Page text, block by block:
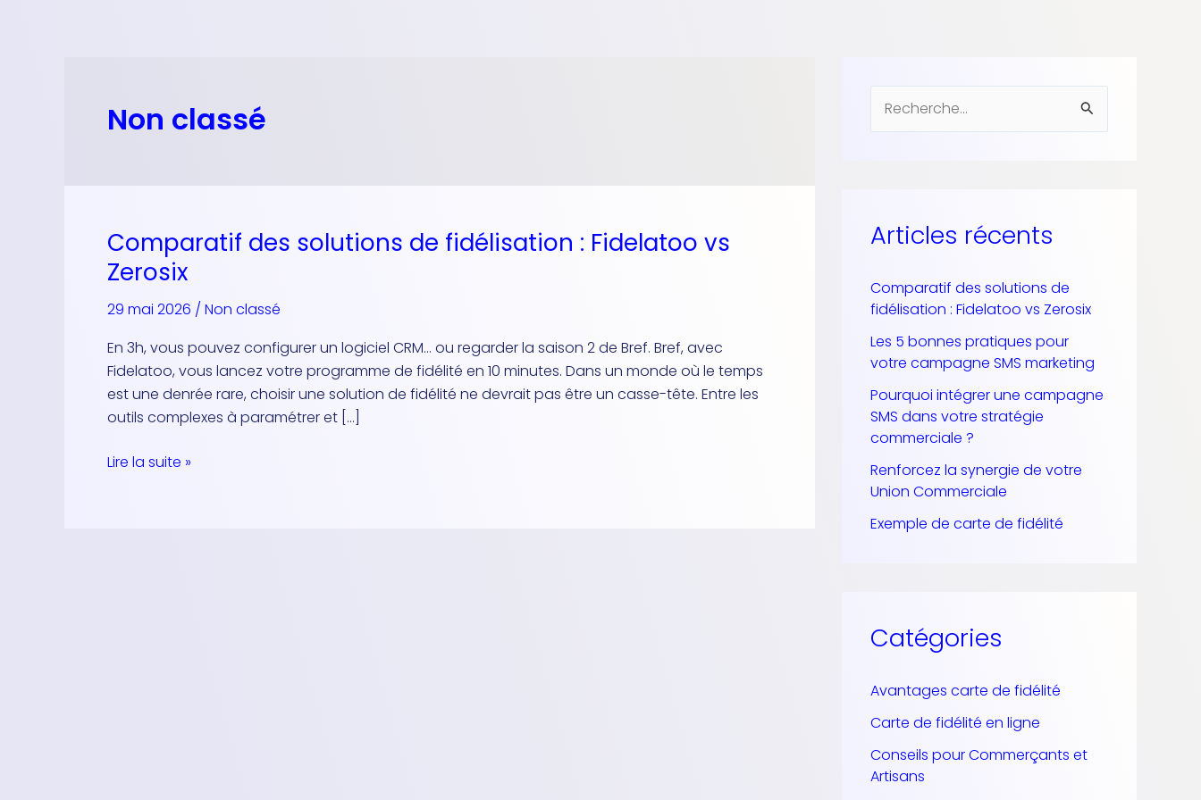
Non classé
Comparatif des solutions de fidélisation : Fidelatoo vs
Zerosix
29 mai 2026 / Non classé
En 3h, vous pouvez configurer un logiciel CRM… ou regarder la saison 2 de Bref. Bref, avec
Fidelatoo, vous lancez votre programme de fidélité en 10 minutes. Dans un monde où le temps
est une denrée rare, choisir une solution de fidélité ne devrait pas être un casse-tête. Entre les
outils complexes à paramétrer et […]
Comparatif
des
solutions
de
:
Fidelatoo
vs
Zerosix
Lire la suite »
e
c
h
e
r
:
Articles récents
Comparatif des solutions de
fidélisation : Fidelatoo vs Zerosix
Les 5 bonnes pratiques pour
votre campagne SMS marketing
Pourquoi intégrer une campagne
SMS dans votre stratégie
commerciale ?
Renforcez la synergie de votre
Union Commerciale
Exemple de carte de fidélité
Catégories
Avantages carte de fidélité
Carte de fidélité en ligne
Conseils pour Commerçants et
Artisans